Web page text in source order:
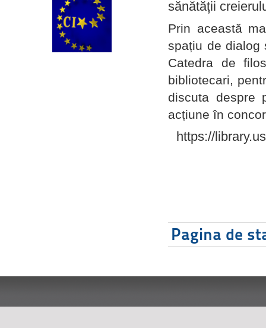
sănătății
Prin această
spațiu de dialog
Catedra de
bibliotecari,
discuta despre
acțiune în
https://
Pagina de